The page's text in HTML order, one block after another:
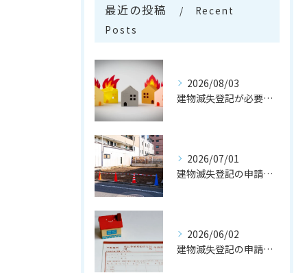
最近の投稿
Recent
Posts
2026/08/03
建物滅失登記が必要なケースとは
2026/07/01
建物滅失登記の申請の流れとは
2026/06/02
建物滅失登記の申請を行う注意点